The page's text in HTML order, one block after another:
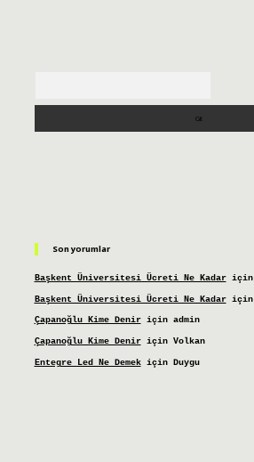
Son yorumlar
Başkent Üniversitesi Ücreti Ne Kadariçin
Başkent Üniversitesi Ücreti Ne Kadariçin
Çapanoğlu Kime Deniriçin admin
Çapanoğlu Kime Deniriçin Volkan
Entegre Led Ne Demekiçin Duygu